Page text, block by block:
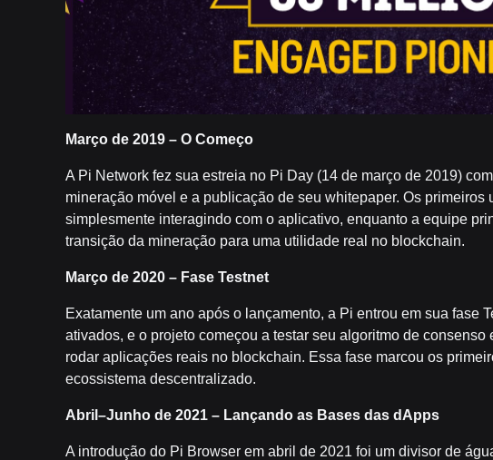
Março de 2019 – O Começo
A Pi Network fez sua estreia no Pi Day (14 de março de 2019)
mineração móvel e a publicação de seu whitepaper. Os
simplesmente interagindo com o aplicativo, enquanto a equipe
transição da mineração para uma utilidade real no blockchain.
Março de 2020 – Fase Testnet
Exatamente um ano após o lançamento, a Pi entrou em sua fase
ativados, e o projeto começou a testar seu algoritmo de
rodar aplicações reais no blockchain. Essa fase marcou os
ecossistema descentralizado.
Abril–Junho de 2021 – Lançando as Bases das dApps
A introdução do Pi Browser em abril de 2021 foi um divisor de